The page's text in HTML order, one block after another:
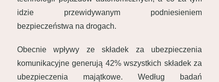
idzie przewidywanym podniesieniem
bezpieczeństwa na drogach.
Obecnie wpływy ze składek za ubezpieczenia
komunikacyjne generują 42% wszystkich składek za
ubezpieczenia majątkowe. Według badań